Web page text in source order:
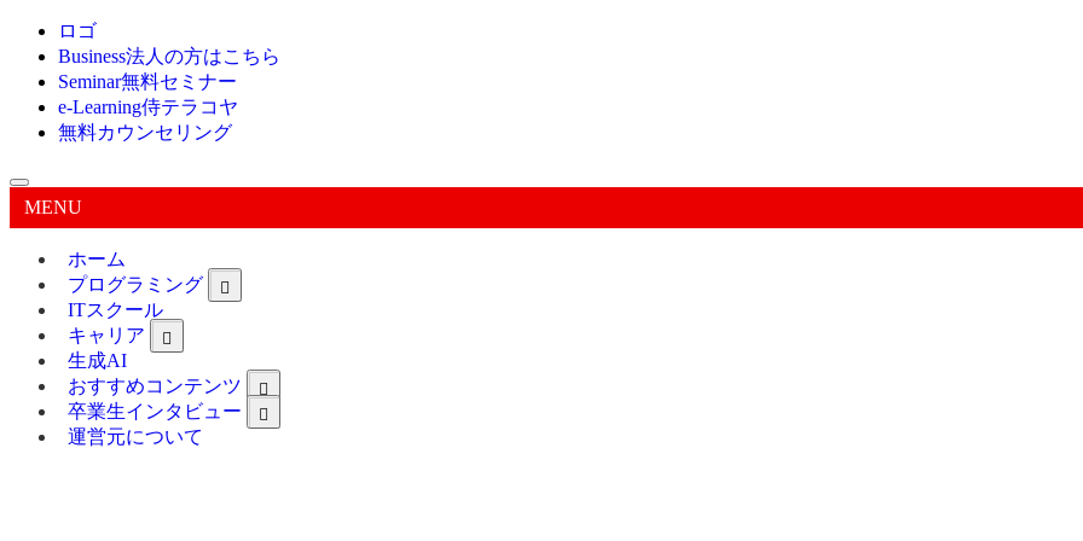
ロゴ
Business法人の方はこちら
Seminar無料セミナー
e-Learning侍テラコヤ
無料カウンセリング
MENU
ホーム
プログラミング
ITスクール
キャリア
生成AI
おすすめコンテンツ
卒業生インタビュー
運営元について